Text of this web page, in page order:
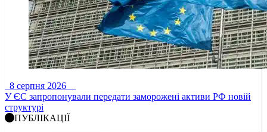
8 серпня 2026
У ЄС запропонували передати заморожені активи РФ новій
структурі
ПУБЛІКАЦІЇ